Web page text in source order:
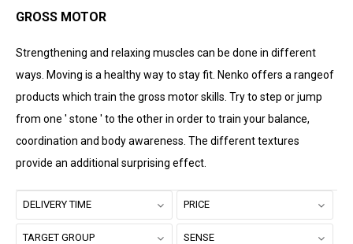
GROSS MOTOR
Strengthening and relaxing muscles can be done in different
ways. Moving is a healthy way to stay fit. Nenko offers a rangeof
products which train the gross motor skills. Try to step or jump
from one ' stone ' to the other in order to train your balance,
coordination and body awareness. The different textures
provide an additional surprising effect.
DELIVERY TIME PRICE
TARGET GROUP SENSE